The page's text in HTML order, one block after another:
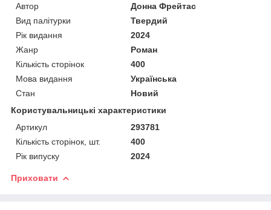
Автор
Донна Фрейтас
Вид палітурки
Твердий
Рік видання
2024
Жанр
Роман
Кількість сторінок
400
Мова видання
Українська
Стан
Новий
Користувальницькі характеристики
Артикул
293781
Кількість сторінок, шт.
400
Рік випуску
2024
Приховати